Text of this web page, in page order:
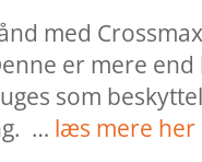
med
er mere
som
… læs mere her